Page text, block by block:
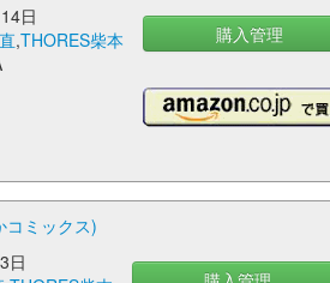
日
,THORES柴本
購入管理
コミックス)
日